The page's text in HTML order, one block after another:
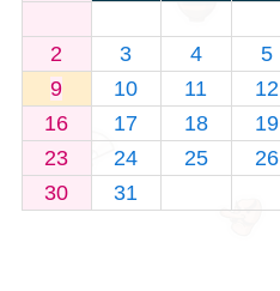
2
3 4 5
9
10 11 12
16
17 18 19
23
24 25 26
30
31